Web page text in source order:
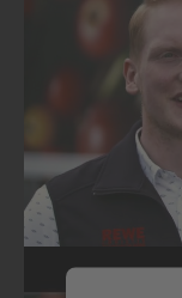
Details
Innovativ und